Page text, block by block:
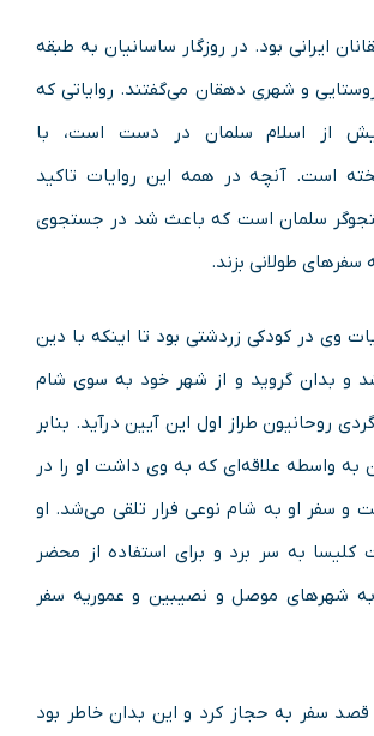
ایرانی بود. در روزگار ساسانیان به طبقه
و شهری دهقان می‌گفتند. روایاتی که
پیش از اسلام سلمان در دست است، با
است. آنچه در همه این روایات تاکید
سلمان است که باعث شد در جستجوی
طولانی بزند.
وی در کودکی زردشتی بود تا اینکه با دین
و بدان گروید و از شهر خود به سوی شام
روحانیون طراز اول این آیین درآید. بنابر
به واسطه علاقه‌ای که به وی داشت او را در
و سفر او به شام نوعی فرار تلقی می‌شد. او
به سر برد و برای استفاده از محضر
شهرهای موصل و نصیبین و عموریه سفر
قصد سفر به حجاز کرد و این بدان خاطر بود